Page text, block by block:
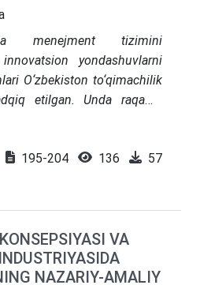
yangiligi Yin va Liu
takrorlanuvchan va ochiq
moslashtirilganidadir.
emas, uni rivojlantirish
iqtisodiy tayyorgarlikni
menejment tizimini
yondashuvlarni
O‘zbekiston to‘qimachilik
etilgan. Unda raqamli
texnologiyalarning
Shuningdek, 2020-2024-
ishlab chiqarish,
yetuklik darajasi baholanib,
bosqichma-bosqich
“To‘qimachilik
195-204 136 57
VA
NAZARIY-AMALIY